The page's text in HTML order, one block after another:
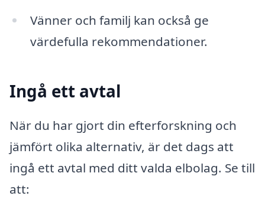
Vänner och familj kan också ge
värdefulla rekommendationer.
Ingå ett avtal
När du har gjort din efterforskning och
jämfört olika alternativ, är det dags att
ingå ett avtal med ditt valda elbolag. Se till
att: